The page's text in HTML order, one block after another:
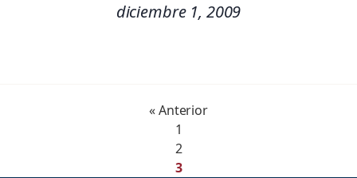
diciembre 1, 2009
« Anterior
1
2
3